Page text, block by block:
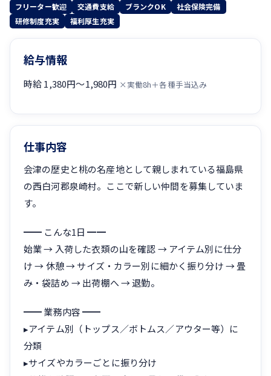
フリーター歓迎
交通費支給 ブランクOK
社会保険完備
研修制度充実
福利厚生充実
給与情報
時給 1,380円〜1,980円 ×実働8h＋各種手当込み
仕事内容
会津の歴史と桃の名産地として親しまれている福島県
の西白河郡泉崎村。ここで新しい仲間を募集していま
す。
━━ こんな1日 ━━
始業 → 入荷した衣類の山を確認 → アイテム別に仕分
け → 休憩 → サイズ・カラー別に細かく振り分け → 畳
み・袋詰め → 出荷棚へ → 退勤。
━━ 業務内容 ━━
▸アイテム別（トップス／ボトムス／アウター等）に
分類
▸サイズやカラーごとに振り分け